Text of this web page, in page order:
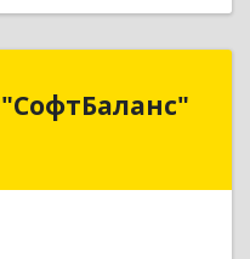
"СофтБаланс"
г, Заневский пр-кт,